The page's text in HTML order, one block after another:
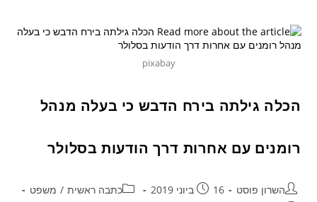
pixabay
הכלה גילתה בירח הדבש כי בעלה מנהל
רומנים עם אחרות דרך הודעות בסלולר
השרון פוסט 16 ביוני 2019 כתבה ראשית / משפט